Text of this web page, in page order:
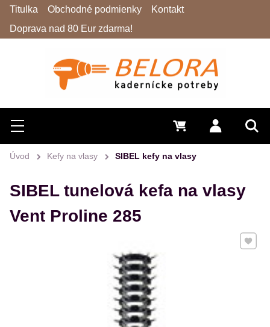
Hľadať
Menu Prihlásiť
0 €
Titulka Obchodné podmienky
Kontakt
Doprava nad 80 Eur zdarma!
Úvod Kefy na vlasy SIBEL kefy na vlasy
SIBEL tunelová kefa na vlasy
Vent Proline 285
Pridať